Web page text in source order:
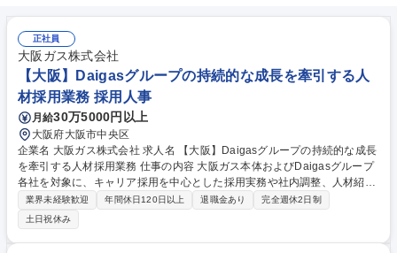
正社員
大阪ガス株式会社
【大阪】Daigasグループの持続的な成長を牽引する人
材採用業務 採用人事
月給30万5000円以上
大阪府大阪市中央区
企業名 大阪ガス株式会社 求人名 【大阪】Daigasグループの持続的な成長
を牽引する人材採用業務 仕事の内容 大阪ガス本体およびDaigasグループ
各社を対象に、キャリア採用を中心とした採用実務や社内調整、人材紹介
会社との連携に加え、新卒採用支援も含めたグループ全体の採用計画の立
案と遂行を担っていただきます。 ・大阪ガスにおけるキャリア採用業務の
推進（社内関係者調整、人材紹介会社対応、各種選考実務 等） ・Daigas
グループ企業に対するキャリア採用並びに新卒採用業務のサポート ・採用
業界未経験歓迎 年間休日120日以上 退職金あり
完全週休2日制
土日祝休み